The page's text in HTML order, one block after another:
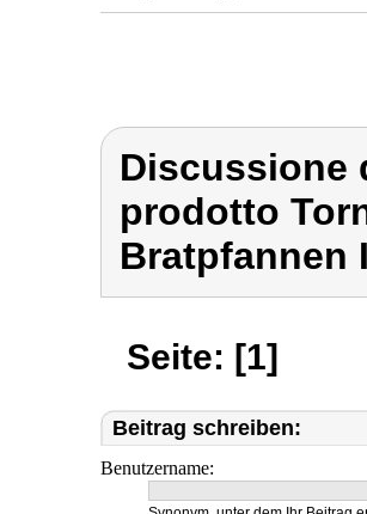
Discussione
prodotto
Bratpfannen
Seite: [1]
Beitrag schreiben:
Benutzername: